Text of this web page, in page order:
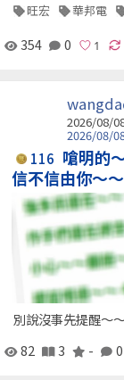
旺宏 華邦電
354 0
2026/08/
2026/08/
116 嗆明的
信不信由你～
別說沒事先提醒～
82
3 - 0